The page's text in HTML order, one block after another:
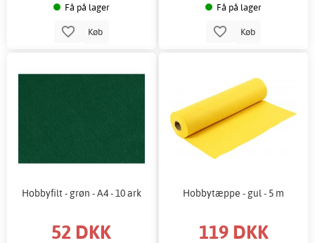
Få på lager
Køb
Få på lager
Køb
Hobbyfilt - grøn - A4 - 10 ark
52 DKK
Hobbytæppe - gul - 5 m
119 DKK